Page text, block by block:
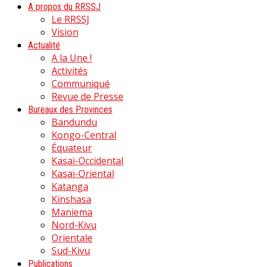
A propos du RRSSJ
Le RRSSJ
Vision
Actualité
A la Une !
Activités
Communiqué
Revue de Presse
Bureaux des Provinces
Bandundu
Kongo-Central
Équateur
Kasaï-Occidental
Kasaï-Oriental
Katanga
Kinshasa
Maniema
Nord-Kivu
Orientale
Sud-Kivu
Publications